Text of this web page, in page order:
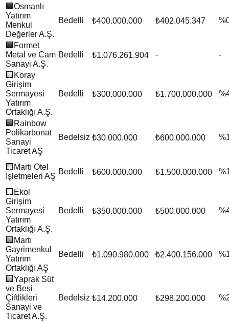
🏢 Osmanlı
Yatırım
Menkul
Değerler A.Ş.
Bedelli ₺400.000.000 ₺402.045.347 %
🏢 Formet
Metal ve Cam
Sanayi A.Ş.
Bedelli ₺1.076.261.904 - -
🏢 Koray
Girişim
Sermayesi
Yatırım
Ortaklığı A.Ş.
Bedelli ₺300.000.000 ₺1.700.000.000 %
🏢 Rainbow
Polikarbonat
Sanayi
Ticaret AŞ
Bedelsiz ₺30.000.000 ₺600.000.000 %
🏢 Martı Otel
İşletmeleri AŞ
Bedelli ₺600.000.000 ₺1.500.000.000 %
🏢 Ekol
Girişim
Sermayesi
Yatırım
Ortaklığı A.Ş.
Bedelli ₺350.000.000 ₺500.000.000 %
🏢 Martı
Gayrimenkul
Yatırım
Ortaklığı AŞ
Bedelli ₺1.090.980.000 ₺2.400.156.000 %
🏢 Yaprak Süt
ve Besi
Çiftlikleri
Sanayi ve
Ticaret A.Ş.
Bedelsiz ₺14.200.000 ₺298.200.000 %